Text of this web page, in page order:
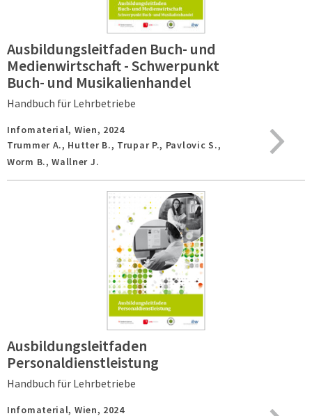
Ausbildungsleitfaden Buch- und
Medienwirtschaft - Schwerpunkt
Buch- und Musikalienhandel
Handbuch für Lehrbetriebe
Infomaterial, Wien, 2024
Trummer A., Hutter B., Trupar P., Pavlovic S.,
Worm B., Wallner J.
Ausbildungsleitfaden
Personaldienstleistung
Handbuch für Lehrbetriebe
Infomaterial, Wien, 2024